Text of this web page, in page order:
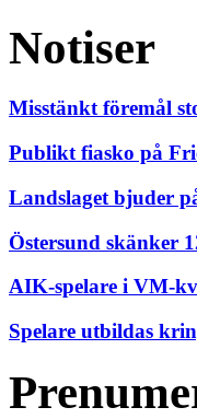
Notiser
Misstänkt föremål
Publikt fiasko på
Landslaget bjuder
Östersund skänker
AIK-spelare i VM-
Spelare utbildas